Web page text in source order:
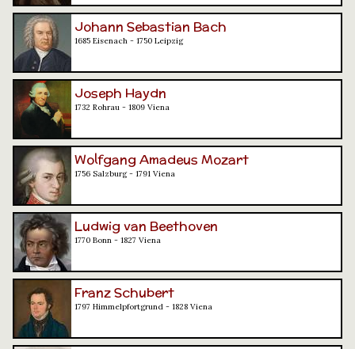
Johann Sebastian Bach
1685 Eisenach - 1750 Leipzig
Joseph Haydn
1732 Rohrau - 1809 Viena
Wolfgang Amadeus Mozart
1756 Salzburg - 1791 Viena
Ludwig van Beethoven
1770 Bonn - 1827 Viena
Franz Schubert
1797 Himmelpfortgrund - 1828 Viena